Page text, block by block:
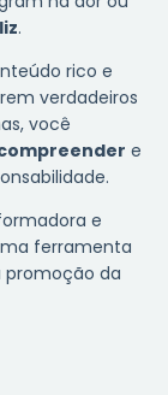
.
rico e
verdadeiros
você
e
e
ferramenta
promoção da